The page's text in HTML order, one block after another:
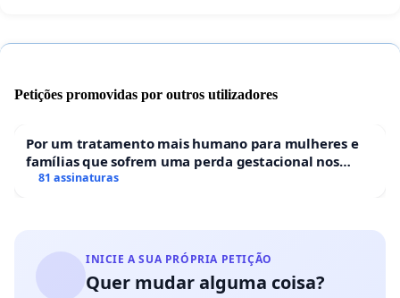
Petições promovidas por outros utilizadores
Por um tratamento mais humano para mulheres e
famílias que sofrem uma perda gestacional nos
hospitais portugueses
81 assinaturas
INICIE A SUA PRÓPRIA PETIÇÃO
Quer mudar alguma coisa?